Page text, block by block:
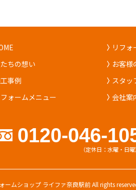
ちの想い
事例
フォームメニュー
リフォ
お客様
スタッ
会社案
0120-046-
（定休日：水曜・日曜）
ムショップ ライファ奈良駅前 All rights